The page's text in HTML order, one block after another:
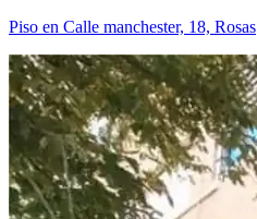
Piso en Calle manchester, 18, Rosas